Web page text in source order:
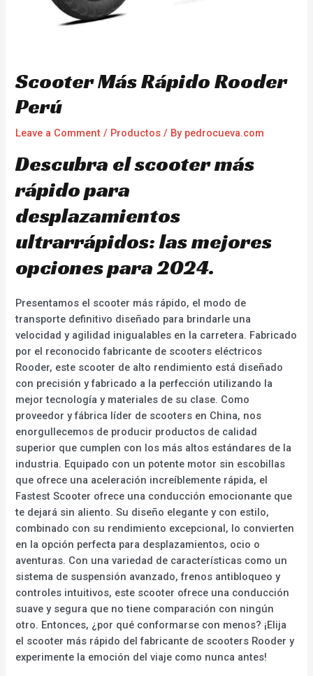
Scooter Más Rápido Rooder
Perú
Leave a Comment / Productos / By pedrocueva.com
Descubra el scooter más
rápido para
desplazamientos
ultrarrápidos: las mejores
opciones para 2024.
Presentamos el scooter más rápido, el modo de
transporte definitivo diseñado para brindarle una
velocidad y agilidad inigualables en la carretera. Fabricado
por el reconocido fabricante de scooters eléctricos
Rooder, este scooter de alto rendimiento está diseñado
con precisión y fabricado a la perfección utilizando la
mejor tecnología y materiales de su clase. Como
proveedor y fábrica líder de scooters en China, nos
enorgullecemos de producir productos de calidad
superior que cumplen con los más altos estándares de la
industria. Equipado con un potente motor sin escobillas
que ofrece una aceleración increíblemente rápida, el
Fastest Scooter ofrece una conducción emocionante que
te dejará sin aliento. Su diseño elegante y con estilo,
combinado con su rendimiento excepcional, lo convierten
en la opción perfecta para desplazamientos, ocio o
aventuras. Con una variedad de características como un
sistema de suspensión avanzado, frenos antibloqueo y
controles intuitivos, este scooter ofrece una conducción
suave y segura que no tiene comparación con ningún
otro. Entonces, ¿por qué conformarse con menos? ¡Elija
el scooter más rápido del fabricante de scooters Rooder y
experimente la emoción del viaje como nunca antes!